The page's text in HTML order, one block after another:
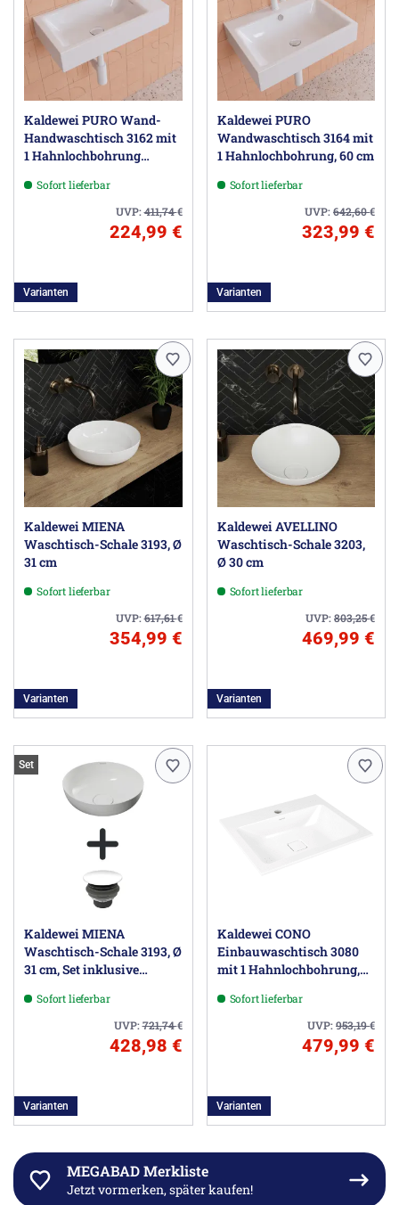
Kaldewei PURO Wand-
Handwaschtisch 3162 mit
1 Hahnlochbohrung
Sofort lieferbar
UVP:411,74€
224,99 €
Varianten
Kaldewei PURO
Wandwaschtisch 3164 mit
1 Hahnlochbohrung, 60 cm
Sofort lieferbar
UVP:642,60€
323,99 €
Varianten
Kaldewei MIENA
Waschtisch-Schale 3193, Ø
31 cm
Sofort lieferbar
UVP:617,61€
354,99 €
Varianten
Kaldewei AVELLINO
Waschtisch-Schale 3203,
Ø 30 cm
Sofort lieferbar
UVP:803,25€
469,99 €
Varianten
Set
Kaldewei MIENA
Waschtisch-Schale 3193, Ø
31 cm, Set inklusive
Sofort lieferbar
UVP:721,74€
428,98 €
Varianten
Kaldewei CONO
Einbauwaschtisch 3080
mit 1 Hahnlochbohrung,
Sofort lieferbar
UVP:953,19€
479,99 €
Varianten
MEGABAD Merkliste
Jetzt vormerken, später kaufen!